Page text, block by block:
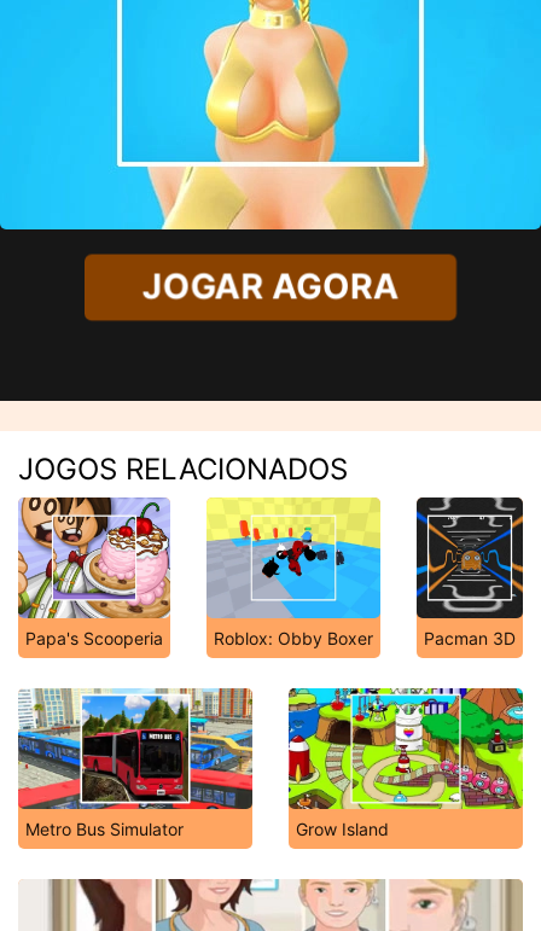
JOGAR AGORA
JOGOS RELACIONADOS
Papa's Scooperia Roblox: Obby Boxer Pacman 3D
Metro Bus Simulator Grow Island